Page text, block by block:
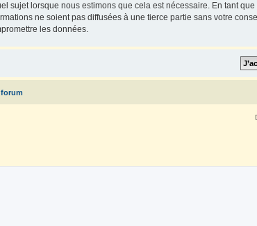
sujet lorsque nous estimons que cela est nécessaire. En tant
ne soient pas diffusées à une tierce partie sans votre
les données.